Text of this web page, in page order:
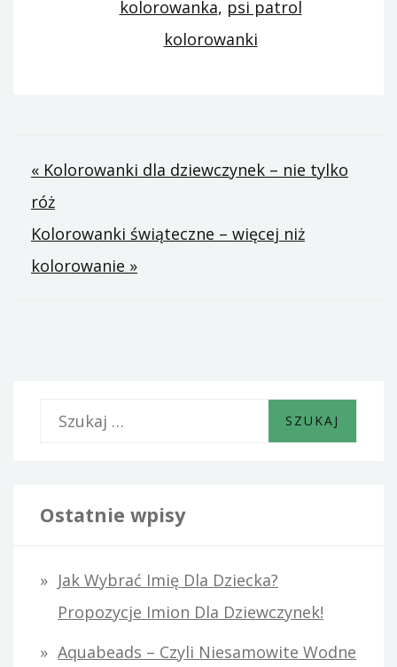
kolorowanka, psi patrol
kolorowanki
Nawigacja
wpisu
« Kolorowanki dla dziewczynek – nie tylko
róż
Kolorowanki świąteczne – więcej niż
kolorowanie »
k
j
Ostatnie wpisy
Jak Wybrać Imię Dla Dziecka?
Propozycje Imion Dla Dziewczynek!
Aquabeads – Czyli Niesamowite Wodne